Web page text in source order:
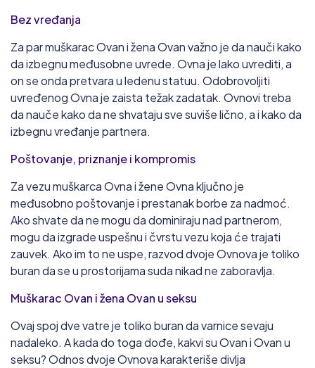
Bez vređanja
Za par muškarac Ovan i žena Ovan važno je da nauči kako
da izbegnu međusobne uvrede. Ovna je lako uvrediti, a
on se onda pretvara u ledenu statuu. Odobrovoljiti
uvređenog Ovna je zaista težak zadatak. Ovnovi treba
da nauče kako da ne shvataju sve suviše lično, a i kako da
izbegnu vređanje partnera.
Poštovanje, priznanje i kompromis
Za vezu muškarca Ovna i žene Ovna ključno je
međusobno poštovanje i prestanak borbe za nadmoć.
Ako shvate da ne mogu da dominiraju nad partnerom,
mogu da izgrade uspešnu i čvrstu vezu koja će trajati
zauvek. Ako im to ne uspe, razvod dvoje Ovnova je toliko
buran da se u prostorijama suda nikad ne zaboravlja.
Muškarac Ovan i žena Ovan u seksu
Ovaj spoj dve vatre je toliko buran da varnice sevaju
nadaleko. A kada do toga dođe, kakvi su Ovan i Ovan u
seksu? Odnos dvoje Ovnova karakteriše divlja